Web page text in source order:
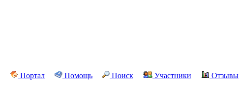
Портал Помощь Поиск Участники Отзывы